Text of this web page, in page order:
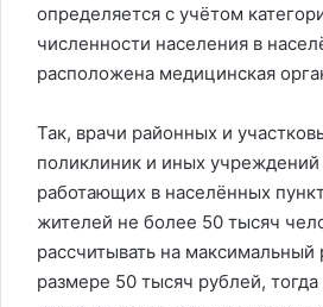
определяется с учётом
численности населения в
расположена медицинская
Так, врачи районных и
поликлиник и иных учреждений
работающих в населённых
жителей не более 50 тысяч
рассчитывать на
размере 50 тысяч рублей,